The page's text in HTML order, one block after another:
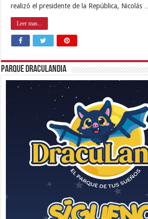
realizó el presidente de la República, Nicolás …
Leer mas...
Parque Draculandia